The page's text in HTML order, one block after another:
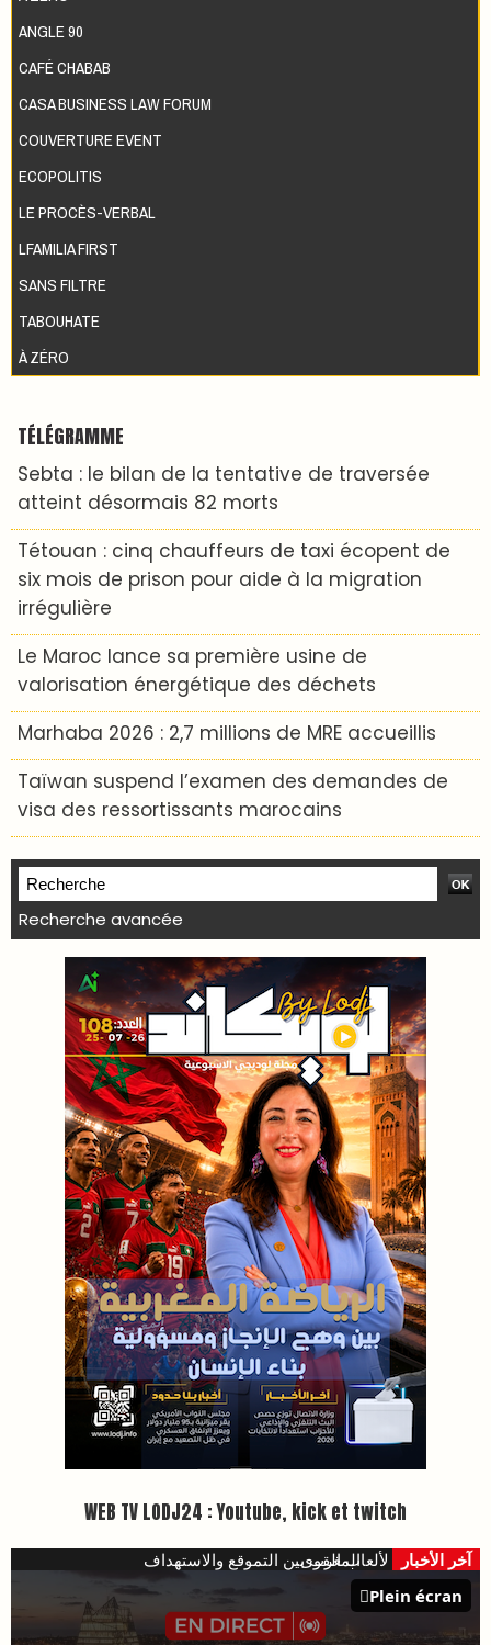
ANGLE 90
CAFÉ CHABAB
CASA BUSINESS LAW FORUM
COUVERTURE EVENT
ECOPOLITIS
LE PROCÈS-VERBAL
LFAMILIA FIRST
SANS FILTRE
TABOUHATE
À ZÉRO
TÉLÉGRAMME
Sebta : le bilan de la tentative de traversée
atteint désormais 82 morts
Tétouan : cinq chauffeurs de taxi écopent de
six mois de prison pour aide à la migration
irrégulière
Le Maroc lance sa première usine de
valorisation énergétique des déchets
Marhaba 2026 : 2,7 millions de MRE accueillis
Taïwan suspend l’examen des demandes de
visa des ressortissants marocains
Recherche avancée
WEB TV LODJ24 : Youtube, kick et twitch
آخر الأخبار ​المغرب بين التموقع والاستهدافالعالم لألعاب القوى.
Plein écran